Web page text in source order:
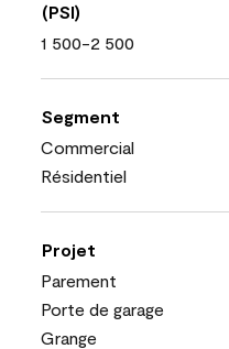
(PSI)
1 500-2 500
Segment
Commercial
Résidentiel
Projet
Parement
Porte de garage
Grange